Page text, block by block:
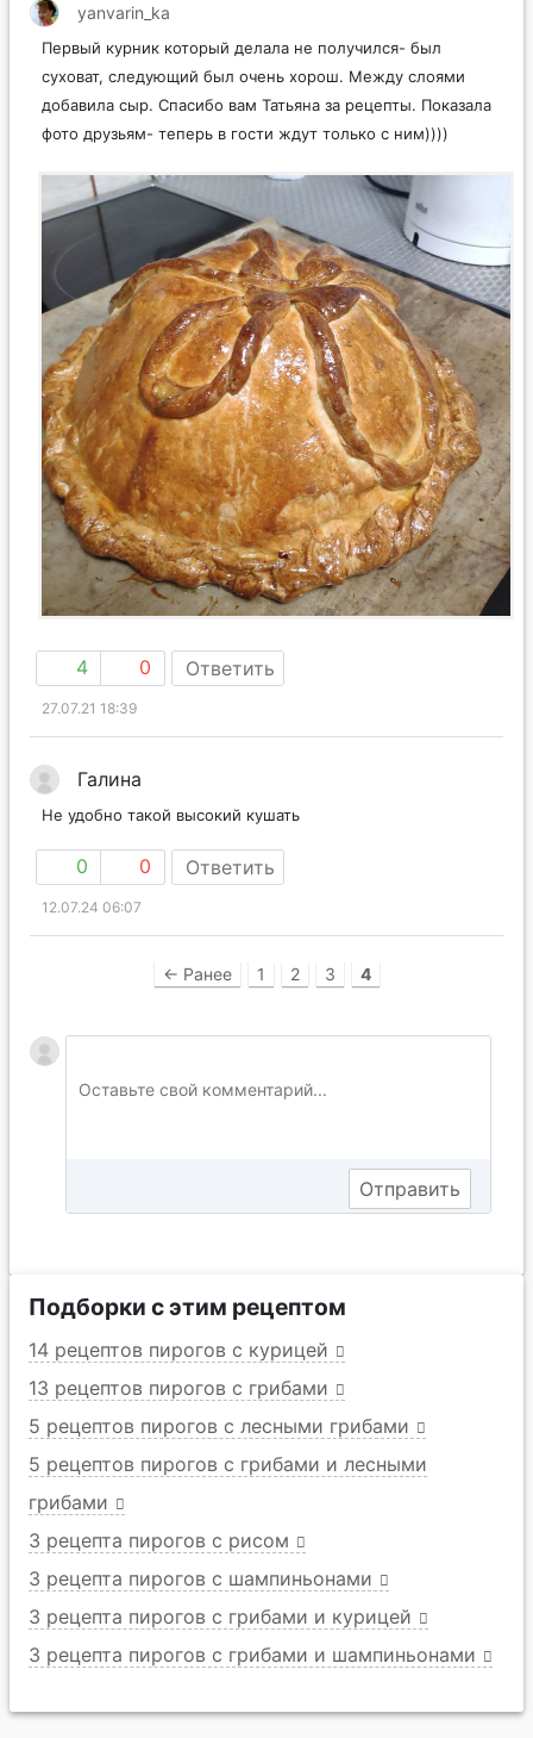
yanvarin_ka
Первый курник который делала не получился- был
суховат, следующий был очень хорош. Между слоями
добавила сыр. Спасибо вам Татьяна за рецепты. Показала
фото друзьям- теперь в гости ждут только с ним))))
4 0 Ответить
27.07.21 18:39
Галина
Не удобно такой высокий кушать
0 0 Ответить
12.07.24 06:07
← Ранее 1 2 3 4
Подборки с этим рецептом
14 рецептов пирогов с курицей
13 рецептов пирогов с грибами
5 рецептов пирогов с лесными грибами
5 рецептов пирогов с грибами и лесными
грибами
3 рецепта пирогов с рисом
3 рецепта пирогов с шампиньонами
3 рецепта пирогов с грибами и курицей
3 рецепта пирогов с грибами и шампиньонами